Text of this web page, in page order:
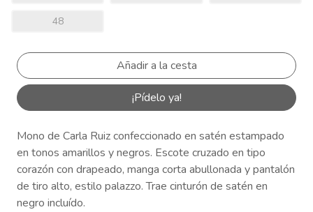
48
¡Pídelo ya!
Mono de Carla Ruiz confeccionado en satén estampado
en tonos amarillos y negros. Escote cruzado en tipo
corazón con drapeado, manga corta abullonada y pantalón
de tiro alto, estilo palazzo. Trae cinturón de satén en
negro incluído.